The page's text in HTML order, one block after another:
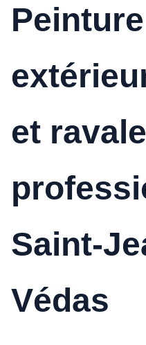
Peinture
et
Saint-
Védas